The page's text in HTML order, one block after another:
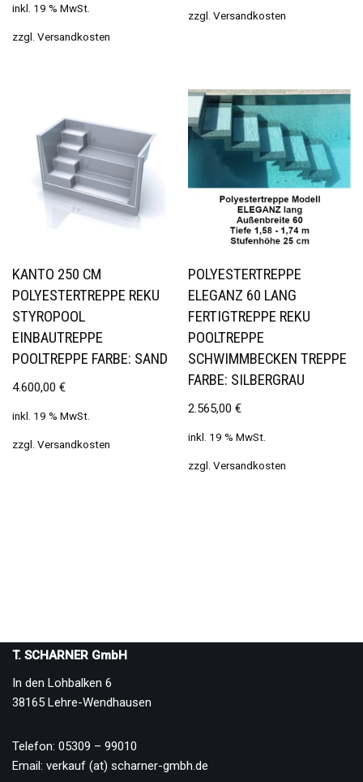
inkl. 19 % MwSt.
zzgl. Versandkosten
zzgl.Versandkosten
KANTO 250 CM
POLYESTERTREPPE REKU
STYROPOOL
EINBAUTREPPE
POOLTREPPE FARBE: SAND
4.600,00 €
inkl. 19 % MwSt.
zzgl. Versandkosten
POLYESTERTREPPE
ELEGANZ 60 LANG
FERTIGTREPPE REKU
POOLTREPPE
SCHWIMMBECKEN TREPPE
FARBE: SILBERGRAU
2.565,00€
inkl. 19 % MwSt.
zzgl.Versandkosten
T. SCHARNER GmbH
In den Lohbalken 6
38165 Lehre-Wendhausen
Telefon: 05309 – 99010
Email: verkauf (at) scharner-gmbh.de